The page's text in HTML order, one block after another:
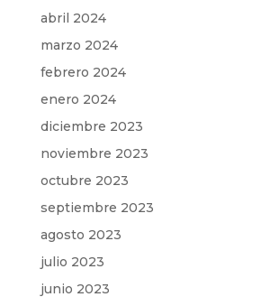
abril 2024
marzo 2024
febrero 2024
enero 2024
diciembre 2023
noviembre 2023
octubre 2023
septiembre 2023
agosto 2023
julio 2023
junio 2023